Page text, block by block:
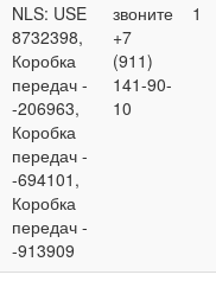
NLS: USE
8732398,
Коробка
передач -
-206963,
Коробка
передач -
-694101,
Коробка
передач -
-913909
звоните
+7
(911)
141-90-
10
1